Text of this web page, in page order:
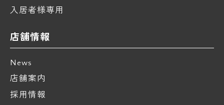
入居者様専用
店舗情報
News
店舗案内
採用情報